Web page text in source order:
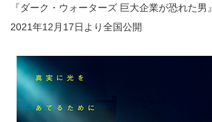
『ダーク・ウォーターズ 巨大企業が恐れた男』
2021年12月17日より全国公開